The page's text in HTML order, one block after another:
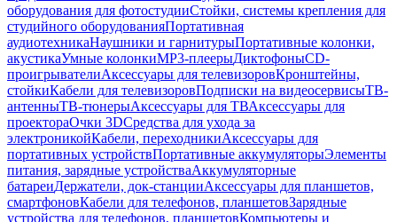
оборудования для фотостудииСтойки, системы крепления для
студийного оборудованияПортативная
аудиотехникаНаушники и гарнитурыПортативные колонки,
акустикаУмные колонкиMP3-плеерыДиктофоныCD-
проигрывателиАксессуары для телевизоровКронштейны,
стойкиКабели для телевизоровПодписки на видеосервисыТВ-
антенныТВ-тюнерыАксессуары для ТВАксессуары для
проектораОчки 3DСредства для ухода за
электроникойКабели, переходникиАксессуары для
портативных устройствПортативные аккумуляторыЭлементы
питания, зарядные устройстваАккумуляторные
батареиДержатели, док-станцииАксессуары для планшетов,
смартфоновКабели для телефонов, планшетовЗарядные
устройства для телефонов, планшетовКомпьютеры и